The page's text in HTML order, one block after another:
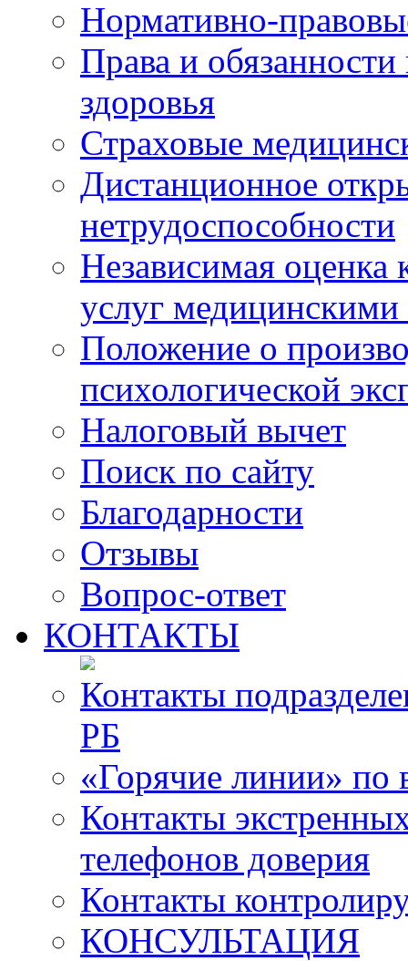
Нормативно-
Права и
здоровья
Страховые
Дистанционное
нетрудоспособности
Независимая оценка
услуг
Положение о
психологической
Налоговый вычет
Поиск по сайту
Благодарности
Отзывы
Вопрос-ответ
КОНТАКТЫ
Контакты
РБ
«Горячие линии» по
Контакты
телефонов доверия
Контакты
КОНСУЛЬТАЦИЯ